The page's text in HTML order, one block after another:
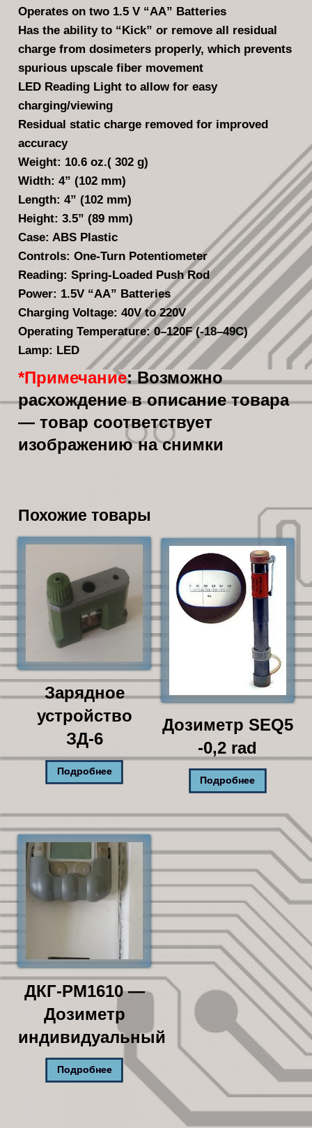
Operates on two 1.5 V “AA” Batteries
Has the ability to “Kick” or remove all residual
charge from dosimeters properly, which prevents
spurious upscale fiber movement
LED Reading Light to allow for easy
charging/viewing
Residual static charge removed for improved
accuracy
Weight: 10.6 oz.( 302 g)
Width: 4” (102 mm)
Length: 4” (102 mm)
Height: 3.5” (89 mm)
Case: ABS Plastic
Controls: One-Turn Potentiometer
Reading: Spring-Loaded Push Rod
Power: 1.5V “AA” Batteries
Charging Voltage: 40V to 220V
Operating Temperature: 0–120F (-18–49C)
Lamp: LED
*Примечание: Возможно
расхождение в описание товара
— товар соответствует
изображению на снимки
Похожие товары
Зарядное
устройство
ЗД-6
Подробнее
Дозиметр SEQ5
-0,2 rad
Подробнее
ДКГ-РМ1610 —
Дозиметр
индивидуальный
Подробнее